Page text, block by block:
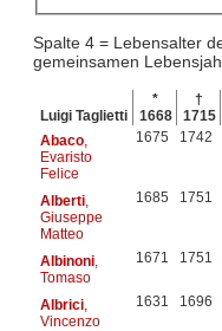
Spalte 4 = Lebensalter
gemeinsamen
Luigi Taglietti
*
1668
†
1715
Abaco,
Evaristo
Felice
1675 1742
Alberti,
Giuseppe
Matteo
1685 1751
Albinoni,
Tomaso
1671 1751
Albrici,
Vincenzo
1631 1696